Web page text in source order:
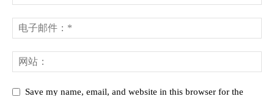
Save my name, email, and website in this browser for the